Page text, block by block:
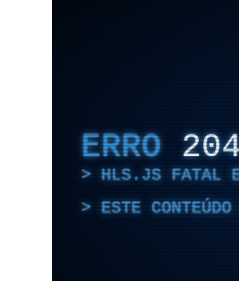
ERRO
HLS.JS FATAL
ESTE